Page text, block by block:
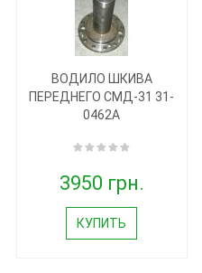
ВОДИЛО ШКИВА
ПЕРЕДНЕГО СМД-31 31-
0462А
3950 грн.
КУПИТЬ